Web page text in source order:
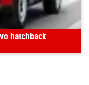
hatchback